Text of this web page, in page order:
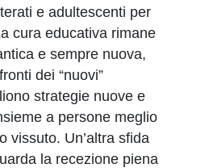
e adultescenti per
cura educativa rimane
e sempre nuova,
dei “nuovi”
strategie nuove e
a persone meglio
vissuto. Un’altra sfida
la recezione piena